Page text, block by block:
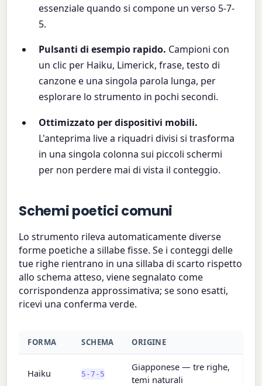
essenziale quando si compone un verso 5-7-
5.
Pulsanti di esempio rapido. Campioni con
un clic per Haiku, Limerick, frase, testo di
canzone e una singola parola lunga, per
esplorare lo strumento in pochi secondi.
Ottimizzato per dispositivi mobili.
L'anteprima live a riquadri divisi si trasforma
in una singola colonna sui piccoli schermi
per non perdere mai di vista il conteggio.
Schemi poetici comuni
Lo strumento rileva automaticamente diverse
forme poetiche a sillabe fisse. Se i conteggi delle
tue righe rientrano in una sillaba di scarto rispetto
allo schema atteso, viene segnalato come
corrispondenza approssimativa; se sono esatti,
ricevi una conferma verde.
FORMA SCHEMA ORIGINE
Haiku 5-7-5
Giapponese — tre righe,
temi naturali